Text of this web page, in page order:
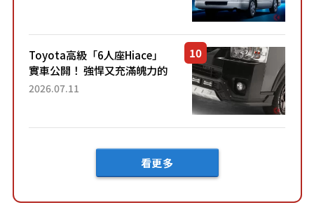
車？...
Toyota高級「6人座Hiace」
實車公開！ 強悍又充滿魄力的
「全黑設計」搭配特別「豪華
2026.07.11
看更多